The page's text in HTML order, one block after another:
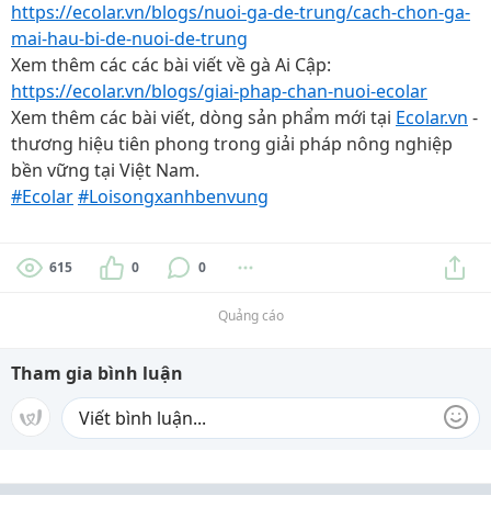
https://ecolar.vn/blogs/nuoi-ga-de-trung/cach-chon-ga-
mai-hau-bi-de-nuoi-de-trung
Xem thêm các các bài viết về gà Ai Cập:
https://ecolar.vn/blogs/giai-phap-chan-nuoi-ecolar
Xem thêm các bài viết, dòng sản phẩm mới tại Ecolar.vn -
thương hiệu tiên phong trong giải pháp nông nghiệp
bền vững tại Việt Nam.
#Ecolar#Loisongxanhbenvung
615 0 0
Quảng cáo
Tham gia bình luận